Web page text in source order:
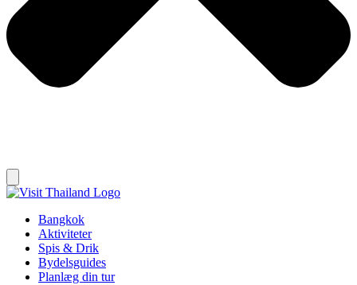
Bangkok
Aktiviteter
Spis & Drik
Bydelsguides
Planlæg din tur